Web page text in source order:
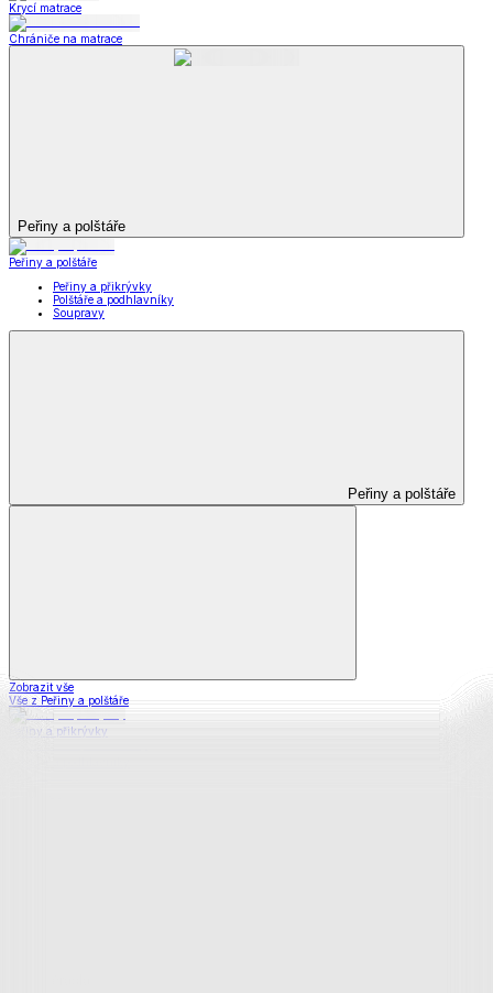
Krycí matrace
Chrániče na matrace
Peřiny a polštáře
Peřiny a polštáře
Peřiny a přikrývky
Polštáře a podhlavníky
Soupravy
Peřiny a polštáře
Zobrazit vše
Vše z Peřiny a polštáře
Peřiny a přikrývky